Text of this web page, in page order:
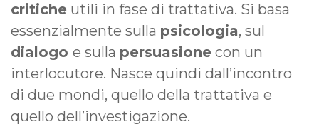
critiche utili in fase di trattativa. Si basa
essenzialmente sulla psicologia, sul
dialogo e sulla persuasione con un
interlocutore. Nasce quindi dall’incontro
di due mondi, quello della trattativa e
quello dell’investigazione.